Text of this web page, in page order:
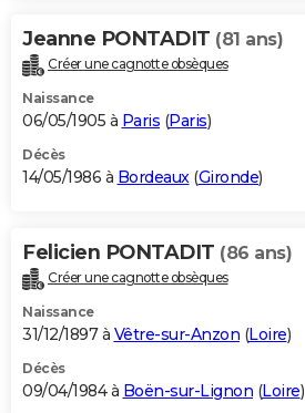
Jeanne PONTADIT (81 ans)
Créer une cagnotte obsèques
Naissance
06/05/1905 à Paris (Paris)
Décès
14/05/1986 à Bordeaux(Gironde)
Felicien PONTADIT (86 ans)
Créer une cagnotte obsèques
Naissance
31/12/1897 à Vêtre-sur-Anzon (Loire)
Décès
09/04/1984 à Boën-sur-Lignon (Loire)